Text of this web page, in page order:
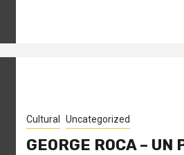
Cultural Uncategorized
GEORGE ROCA –